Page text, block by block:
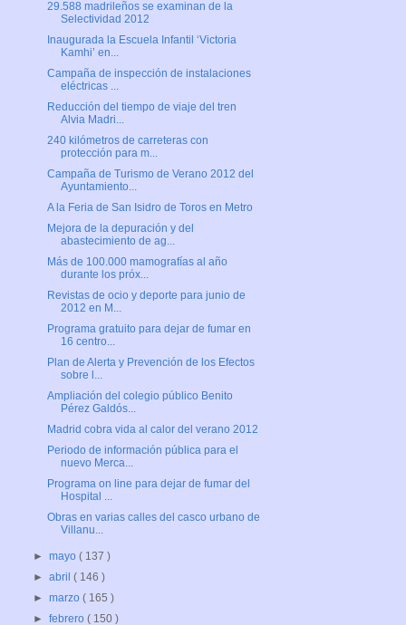
29.588 madrileños se examinan de la
Selectividad 2012
Inaugurada la Escuela Infantil ‘Victoria
Kamhi’ en...
Campaña de inspección de instalaciones
eléctricas ...
Reducción del tiempo de viaje del tren
Alvia Madri...
240 kilómetros de carreteras con
protección para m...
Campaña de Turismo de Verano 2012 del
Ayuntamiento...
A la Feria de San Isidro de Toros en Metro
Mejora de la depuración y del
abastecimiento de ag...
Más de 100.000 mamografías al año
durante los próx...
Revistas de ocio y deporte para junio de
2012 en M...
Programa gratuito para dejar de fumar en
16 centro...
Plan de Alerta y Prevención de los Efectos
sobre l...
Ampliación del colegio público Benito
Pérez Galdós...
Madrid cobra vida al calor del verano 2012
Periodo de información pública para el
nuevo Merca...
Programa on line para dejar de fumar del
Hospital ...
Obras en varias calles del casco urbano de
Villanu...
►mayo( 137 )
►abril( 146 )
►marzo( 165 )
►febrero( 150 )